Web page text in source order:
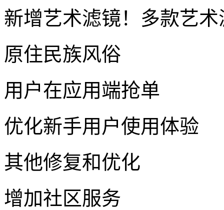
新增艺术滤镜！多款艺
原住民族风俗
用户在应用端抢单
优化新手用户使用体验
其他修复和优化
增加社区服务